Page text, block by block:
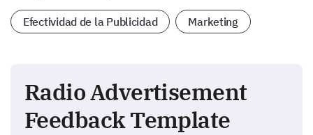
Efectividad de la Publicidad Marketing
Radio Advertisement
Feedback Template